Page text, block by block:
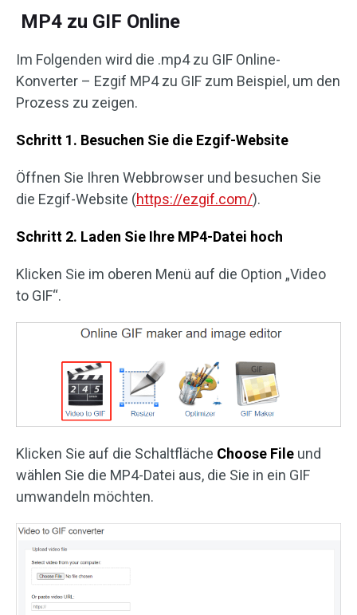
MP4 zu GIF Online
Im Folgenden wird die .mp4 zu GIF Online-
Konverter – Ezgif MP4 zu GIF zum Beispiel, um den
Prozess zu zeigen.
Schritt 1. Besuchen Sie die Ezgif-Website
Öffnen Sie Ihren Webbrowser und besuchen Sie
die Ezgif-Website (https://ezgif.com/).
Schritt 2. Laden Sie Ihre MP4-Datei hoch
Klicken Sie im oberen Menü auf die Option „Video
to GIF“.
Klicken Sie auf die Schaltfläche Choose File und
wählen Sie die MP4-Datei aus, die Sie in ein GIF
umwandeln möchten.